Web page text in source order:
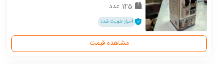
145 عدد
احراز هویت شده
مشاهده قیمت